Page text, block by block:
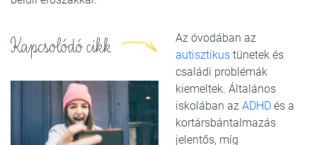
Kapcsolódó cikk
Az óvodában az
autisztikus tünetek és
családi problémák
kiemeltek. Általános
iskolában az ADHD és a
kortársbántalmazás
jelentős, míg